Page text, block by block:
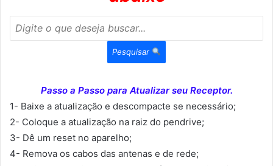
Pesquisar
Passo a Passo para Atualizar seu Receptor.
1- Baixe a atualização e descompacte se necessário;
2- Coloque a atualização na raiz do pendrive;
3- Dê um reset no aparelho;
4- Remova os cabos das antenas e de rede;